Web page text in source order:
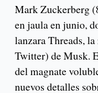
Mark Zuckerberg
en jaula en junio,
lanzara Threads,
Twitter) de Musk.
del magnate
nuevos detalles